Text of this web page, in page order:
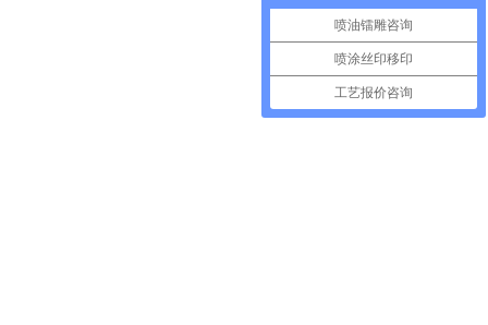
喷油镭雕咨询
喷涂丝印移印
工艺报价咨询